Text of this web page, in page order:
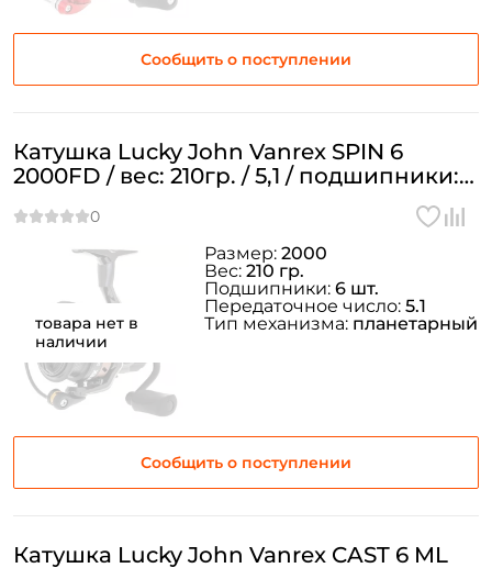
Сообщить о поступлении
товара нет в
наличии
Катушка Lucky John Vanrex SPIN 6
2000FD / вес: 210гр. / 5,1 / подшипники:
Сообщить о поступлении
Размер: 2000
Вес: 210 гр.
Подшипники: 6 шт.
Передаточное число: 5.1
Тип механизма: планетарный
Катушка Lucky John Vanrex CAST 6 ML